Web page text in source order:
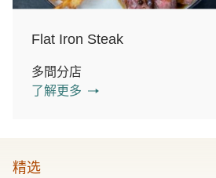
Flat Iron Steak
多間分店
了解更多
精选